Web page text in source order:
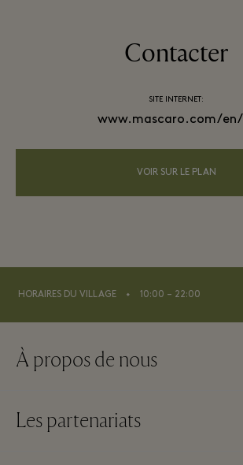
Contacter
SITE INTERNET:
www.mascaro.com/en/
VOIR SUR LE PLAN
HORAIRES DU VILLAGE ⬩ 10:00 – 22:00
À propos de nous
À propos de La Roca Village
Les partenariats